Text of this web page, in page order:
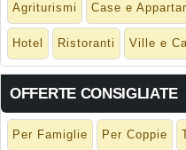
Agriturismi Case e
Hotel Ristoranti Ville e
OFFERTE CONSIGLIATE
Per Famiglie Per Coppie